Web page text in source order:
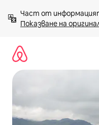
към
съдържанието
Показване на